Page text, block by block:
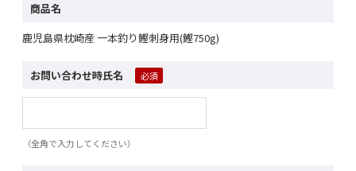
商品名
鹿児島県枕崎産 一本釣り鰹刺身用(鰹750g)
お問い合わせ時氏名
（全角で入力してください）